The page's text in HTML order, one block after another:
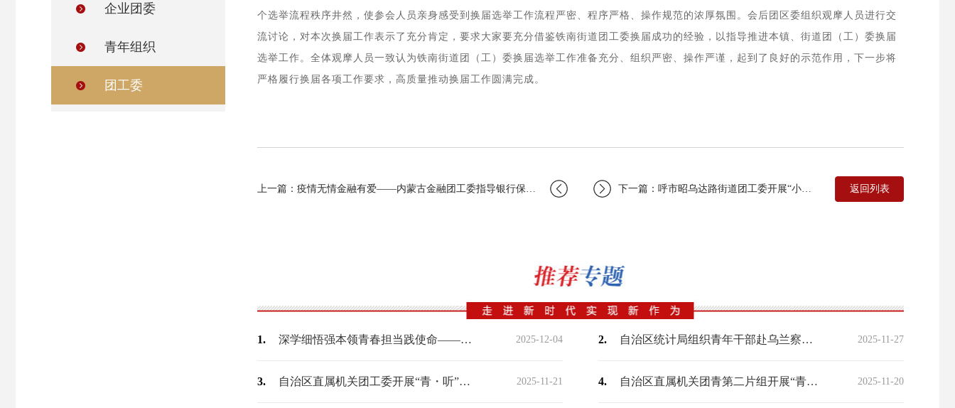
企业团委
青年组织
团工委
个选举流程秩序井然 ，使参会人员 亲身感受到 换届选举工作流程严密、程序严格、操作规范的浓厚氛围。 会后团区委组织观摩人员进行交
流讨论， 对本次换届工作表示了充分肯定， 要求大家要充分借鉴铁南街道团工委换届成功 的经验 ， 以指导推进本镇、 街道团 （工）委换届
选举工作。全体观摩人员一致认为铁南街道团（工）委换届选举工作准备充分、组织严密、操作严谨，起到了良好的示范作用， 下一步将
严格履行换届各项工作要求， 高质量推动换届工作圆满完成。
上一篇：疫情无情金融有爱——内蒙古金融团工委指导银行保险机构抗击疫情 下一篇：呼市昭乌达路街道团工委开展“小我融入大我青春献给祖国”主题宣讲活动 返回列表
2025-12-04
1. 深学细悟强本领青春担当践使命——自治区机关事务管理局青年理论学习小组开展专题学习 2025-11-27
2. 自治区统计局组织青年干部赴乌兰察布市、呼和浩特市开展“以数为基”调研实践活动
2025-11-21
3. 自治区直属机关团工委开展“青・听”谈心交流活动 2025-11-20
4. 自治区直属机关团青第二片组开展“青春向党·深学笃行”主题团日活动